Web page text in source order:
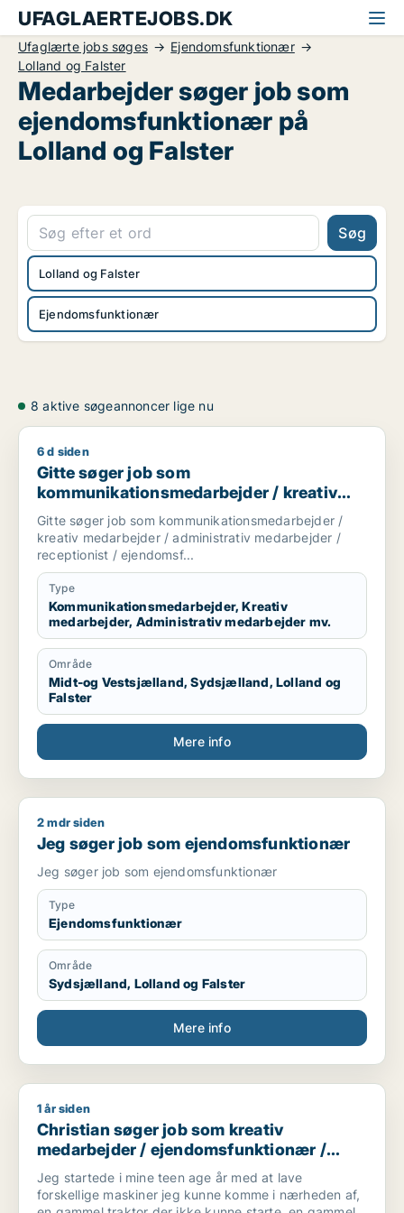
UFAGLAERTEJOBS.DK
Ufaglærte jobs søges
Ejendomsfunktionær
Lolland og Falster
Medarbejder søger job som
ejendomsfunktionær på
Lolland og Falster
Søg
Ejendomsfunktionær
Lolland og Falster
8 aktive søgeannoncer lige nu
Gitte søger job som kommunikationsmedarbejder / kreativ
6 d siden
Gitte søger job som
kommunikationsmedarbejder / kreativ
medarbejder / administrativ medarbejder
/ receptionist / ejendomsfunktionær
Gitte søger job som kommunikationsmedarbejder /
kreativ medarbejder / administrativ medarbejder /
receptionist / ejendomsf...
Type
Kommunikationsmedarbejder, Kreativ
medarbejder, Administrativ medarbejder mv.
Område
Midt-og Vestsjælland, Sydsjælland, Lolland og
Falster
Mere info
Jeg søger job som ejendomsfunktionær
2 mdr siden
Jeg søger job som ejendomsfunktionær
Jeg søger job som ejendomsfunktionær
Type
Ejendomsfunktionær
Område
Sydsjælland, Lolland og Falster
Mere info
Christian søger job som kreativ medarbejder /
1 år siden
Christian søger job som kreativ
medarbejder / ejendomsfunktionær /
smed / landbrug /
kundeservicemedarbejder
Jeg startede i mine teen age år med at lave
forskellige maskiner jeg kunne komme i nærheden af,